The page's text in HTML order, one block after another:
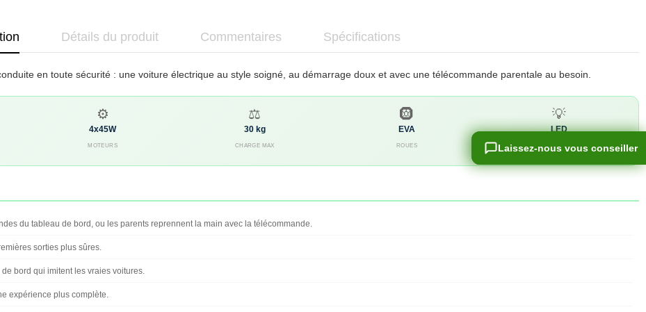
Détails du produit Commentaires Spécifications
en toute sécurité : une voiture électrique au style soigné, au démarrage doux et avec une télécommande parentale au besoin.
⚙️
4x45W
MOTEURS
⚖️
30 kg
CHARGE MAX
🛞
EVA
ROUES
💡
LED
ÉCLAIRAGE
du tableau de bord, ou les parents reprennent la main avec la télécommande.
sorties plus sûres.
bord qui imitent les vraies voitures.
expérience plus complète.
Laissez-nous vous conseiller
Laissez-nous vous conseiller